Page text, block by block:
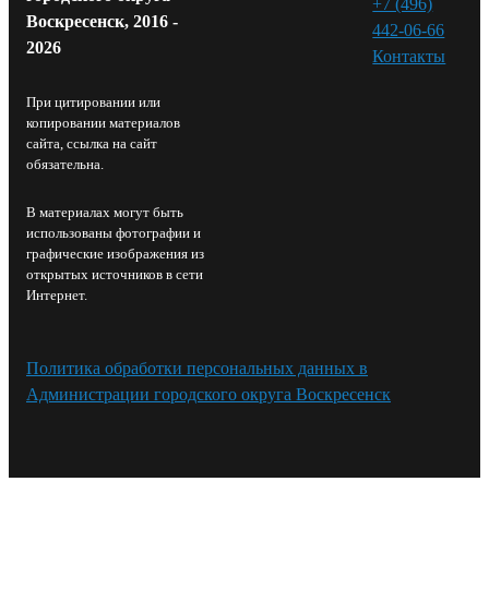
Воскресенск, 2016 -
2026
При цитировании или
копировании материалов
сайта, ссылка на сайт
обязательна.
В материалах могут быть
использованы фотографии и
графические изображения из
открытых источников в сети
Интернет.
442-06-66
Контакты⁠
Политика обработки персональных данных в
Администрации городского округа Воскресенск